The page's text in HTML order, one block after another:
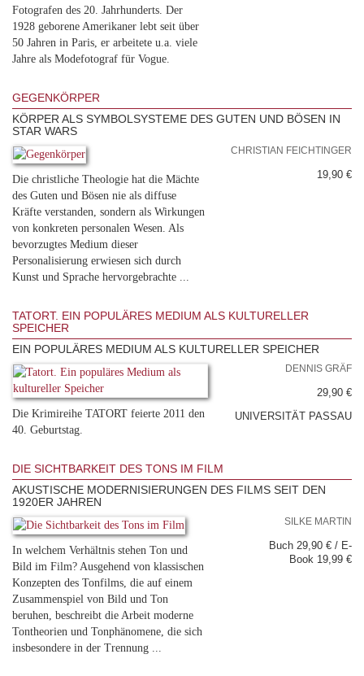
Fotografen des 20. Jahrhunderts. Der
1928 geborene Amerikaner lebt seit über
50 Jahren in Paris, er arbeitete u.a. viele
Jahre als Modefotograf für Vogue.
GEGENKÖRPER
KÖRPER ALS SYMBOLSYSTEME DES GUTEN UND BÖSEN IN
STAR WARS
Die christliche Theologie hat die Mächte
des Guten und Bösen nie als diffuse
Kräfte verstanden, sondern als Wirkungen
von konkreten personalen Wesen. Als
bevorzugtes Medium dieser
Personalisierung erwiesen sich durch
Kunst und Sprache hervorgebrachte ...
CHRISTIAN FEICHTINGER
19,90 €
TATORT. EIN POPULÄRES MEDIUM ALS KULTURELLER
SPEICHER
EIN POPULÄRES MEDIUM ALS KULTURELLER SPEICHER
Die Krimireihe TATORT feierte 2011 den
40. Geburtstag.
DENNIS GRÄF
29,90 €
UNIVERSITÄT PASSAU
DIE SICHTBARKEIT DES TONS IM FILM
AKUSTISCHE MODERNISIERUNGEN DES FILMS SEIT DEN
1920ER JAHREN
In welchem Verhältnis stehen Ton und
Bild im Film? Ausgehend von klassischen
Konzepten des Tonfilms, die auf einem
Zusammenspiel von Bild und Ton
beruhen, beschreibt die Arbeit moderne
Tontheorien und Tonphänomene, die sich
insbesondere in der Trennung ...
SILKE MARTIN
Buch 29,90 € / E-
Book 19,99 €